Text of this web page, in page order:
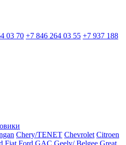
03 70 +7 846 264 03 55 +7 937 188
Chery/TENET Chevrolet Citroen
Fiat Ford GAC Geely/ Belgee Great